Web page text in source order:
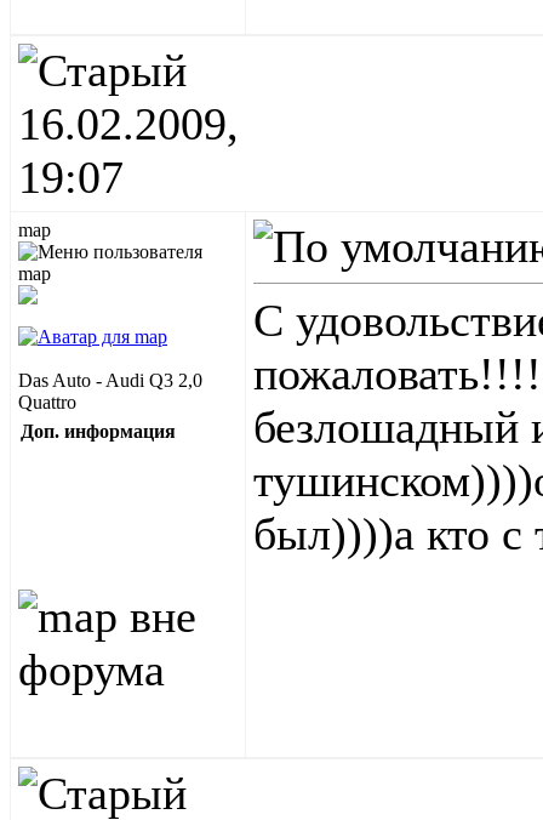
16.02.2009,
19:07
map
Das Auto - Audi Q3 2,0
Quattro
Доп. информация
С
безлошадный
был))))а кто с